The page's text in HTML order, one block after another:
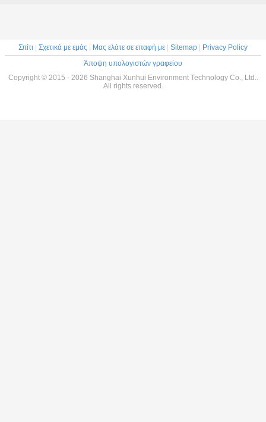
Σπίτι | Σχετικά με εμάς | Μας ελάτε σε επαφή με | Sitemap | Privacy Policy
Άποψη υπολογιστών γραφείου
Copyright © 2015 - 2026 Shanghai Xunhui Environment Technology Co., Ltd..
All rights reserved.